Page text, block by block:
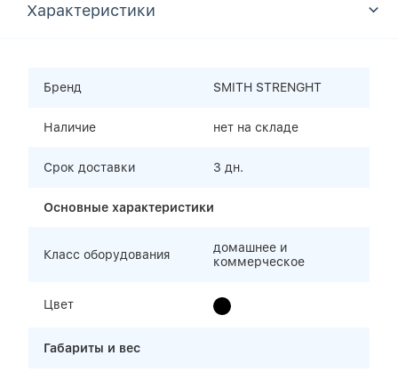
Характеристики
Бренд SMITH STRENGHT
Наличие нет на складе
Срок доставки 3 дн.
Основные характеристики
Класс оборудования
домашнее и
коммерческое
Цвет
Габариты и вес